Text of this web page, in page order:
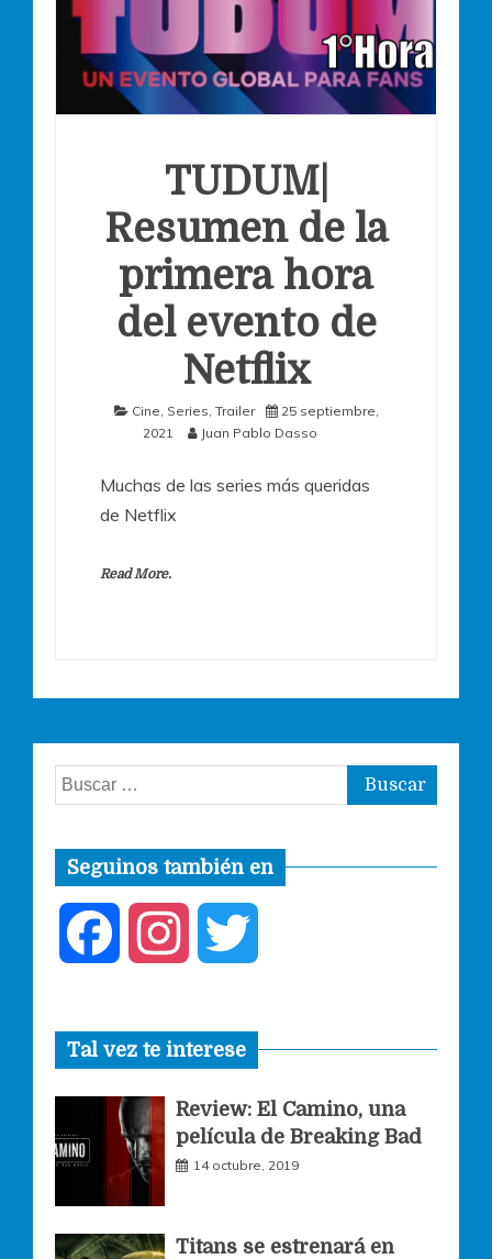
TUDUM|
Resumen de la
primera hora
del evento de
Netflix
Cine Series Trailer
25 septiembre,
2021
Juan Pablo Dasso
Muchas de las series más queridas
de Netflix
Read More.
Buscar:
Seguinos también en
c
e
b
o
s
t
a
g
i
t
t
Tal vez te interese
Review: El Camino, una
película de Breaking Bad
14 octubre, 2019
Titans se estrenará en